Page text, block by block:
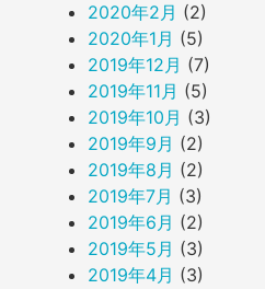
2020年2月 (2)
2020年1月 (5)
2019年12月 (7)
2019年11月 (5)
2019年10月 (3)
2019年9月 (2)
2019年8月 (2)
2019年7月 (3)
2019年6月 (2)
2019年5月 (3)
2019年4月 (3)